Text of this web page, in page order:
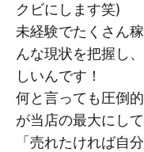
クビにします笑)
未経験でたくさん
んな現状を把握し
しいんです！
何と言っても圧倒
が当店の最大にし
「売れたければ自